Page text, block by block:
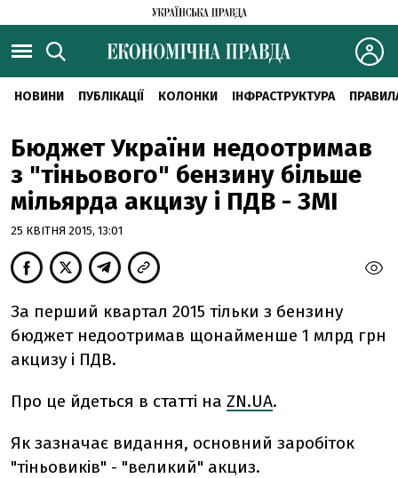
НОВИНИ ПУБЛІКАЦІЇ КОЛОНКИ ІНФРАСТРУКТУРА
Бюджет України недоотримав
з "тіньового" бензину більше
мільярда акцизу і ПДВ - ЗМІ
25 КВІТНЯ 2015, 13:01
За перший квартал 2015 тільки з бензину
бюджет недоотримав щонайменше 1 млрд грн
акцизу і ПДВ.
Про це йдеться в статті на ZN.UA.
Як зазначає видання, основний заробіток
"тіньовиків" - "великий" акциз.